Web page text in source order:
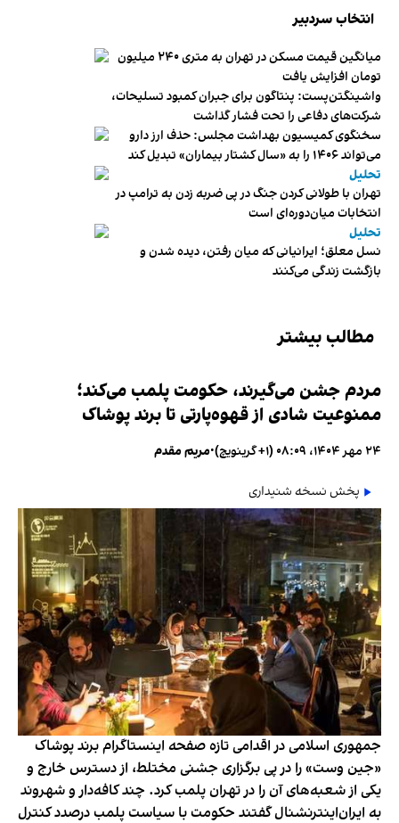
انتخاب سردبیر
میانگین قیمت مسکن در تهران به متری ۲۴۰ میلیون
تومان افزایش یافت
واشینگتن‌پست: پنتاگون برای جبران کمبود تسلیحات،
شرکت‌های دفاعی را تحت فشار گذاشت
سخنگوی کمیسیون بهداشت مجلس: حذف ارز دارو
می‌تواند ۱۴۰۶ را به «سال کشتار بیماران» تبدیل کند
تحلیل
تهران با طولانی کردن جنگ در پی ضربه زدن به ترامپ در
انتخابات میان‌دوره‌ای است
تحلیل
نسل معلق؛ ایرانیانی که میان رفتن، دیده شدن و
بازگشت زندگی می‌کنند
مطالب بیشتر
مردم جشن می‌گیرند، حکومت پلمب می‌کند؛
ممنوعیت شادی از قهوه‌پارتی تا برند پوشاک
۲۴ مهر ۱۴۰۴، ۰۸:۰۹ (‎+۱ گرینویچ) •مریم مقدم
پخش نسخه شنیداری
جمهوری اسلامی در اقدامی تازه صفحه اینستاگرام برند پوشاک
«جین وست» را در پی برگزاری جشنی مختلط، از دسترس خارج و
یکی از شعبه‌های آن را در تهران پلمب کرد. چند کافه‌‌دار و شهروند
به ایران‌اینترنشنال گفتند حکومت با سیاست پلمب درصدد کنترل